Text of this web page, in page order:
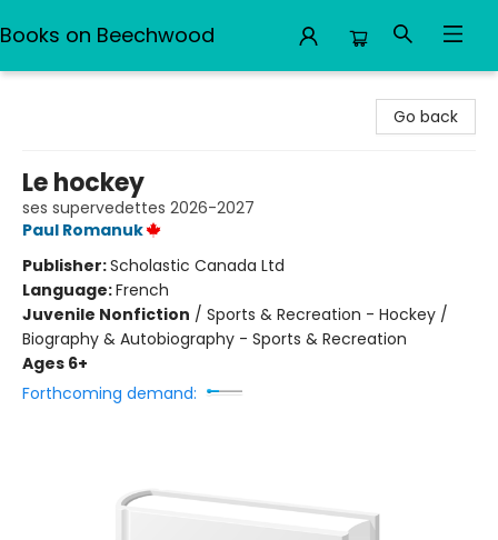
Books on Beechwood
Go back
Le hockey
ses supervedettes 2026-2027
Paul Romanuk
Publisher:Scholastic Canada Ltd
Language:French
Juvenile Nonfiction / Sports & Recreation - Hockey /
Biography & Autobiography - Sports & Recreation
Ages 6+
Forthcoming demand: